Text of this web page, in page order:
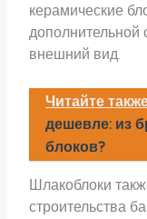
керамические
дополнительной
внешний вид.
Читайте
дешевле: из
блоков?
Шлакоблоки
строительства